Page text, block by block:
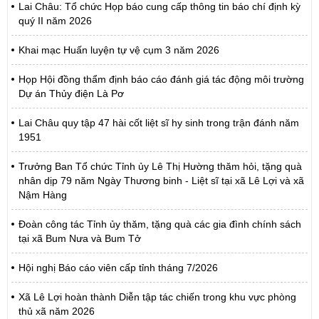
Lai Châu: Tổ chức Họp báo cung cấp thông tin báo chí định kỳ
quý II năm 2026
Khai mạc Huấn luyện tự vệ cụm 3 năm 2026
Họp Hội đồng thẩm định báo cáo đánh giá tác động môi trường
Dự án Thủy điện Là Pơ
Lai Châu quy tập 47 hài cốt liệt sĩ hy sinh trong trận đánh năm
1951
Trưởng Ban Tổ chức Tỉnh ủy Lê Thị Hường thăm hỏi, tặng quà
nhân dịp 79 năm Ngày Thương binh - Liệt sĩ tại xã Lê Lợi và xã
Nậm Hàng
Đoàn công tác Tỉnh ủy thăm, tặng quà các gia đình chính sách
tại xã Bum Nưa và Bum Tở
Hội nghị Báo cáo viên cấp tỉnh tháng 7/2026
Xã Lê Lợi hoàn thành Diễn tập tác chiến trong khu vực phòng
thủ xã năm 2026